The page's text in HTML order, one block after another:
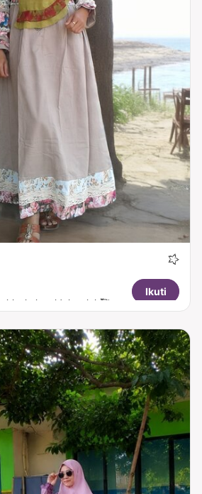
Ikuti
kalqu tidak salah🥰